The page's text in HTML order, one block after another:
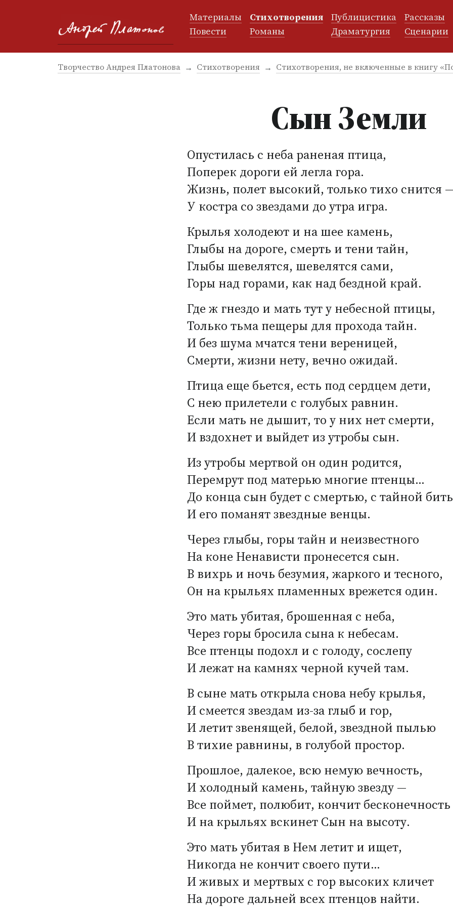
Материалы Стихотворения Публицистика
Рассказы
Повести
Романы Драматургия Сценарии
Творчество Андрея Платонова Стихотворения Стихотворения, не включенные в книгу
Сын Земли
Опустилась с неба раненая птица,
Поперек дороги ей легла гора.
Жизнь, полет высокий, только тихо снится
У костра со звездами до утра игра.
Крылья холодеют и на шее камень,
Глыбы на дороге, смерть и тени тайн,
Глыбы шевелятся, шевелятся сами,
Горы над горами, как над бездной край.
Где ж гнездо и мать тут у небесной птицы,
Только тьма пещеры для прохода тайн.
И без шума мчатся тени вереницей,
Смерти, жизни нету, вечно ожидай.
Птица еще бьется, есть под сердцем дети,
С нею прилетели с голубых равнин.
Если мать не дышит, то у них нет смерти,
И вздохнет и выйдет из утробы сын.
Из утробы мертвой он один родится,
Перемрут под матерью многие птенцы…
До конца сын будет с смертью, с тайной
И его поманят звездные венцы.
Через глыбы, горы тайн и неизвестного
На коне Ненависти пронесется сын.
В вихрь и ночь безумия, жаркого и тесного,
Он на крыльях пламенных врежется один.
Это мать убитая, брошенная с неба,
Через горы бросила сына к небесам.
Все птенцы подохл и с голоду, сослепу
И лежат на камнях черной кучей там.
В сыне мать открыла снова небу крылья,
И смеется звездам из-за глыб и гор,
И летит звенящей, белой, звездной пылью
В тихие равнины, в голубой простор.
Прошлое, далекое, всю немую вечность,
И холодный камень, тайную звезду —
Все поймет, полюбит, кончит бесконечность
И на крыльях вскинет Сын на высоту.
Это мать убитая в Нем летит и ищет,
Никогда не кончит своего пути…
И живых и мертвых с гор высоких кличет
На дороге дальней всех птенцов найти.